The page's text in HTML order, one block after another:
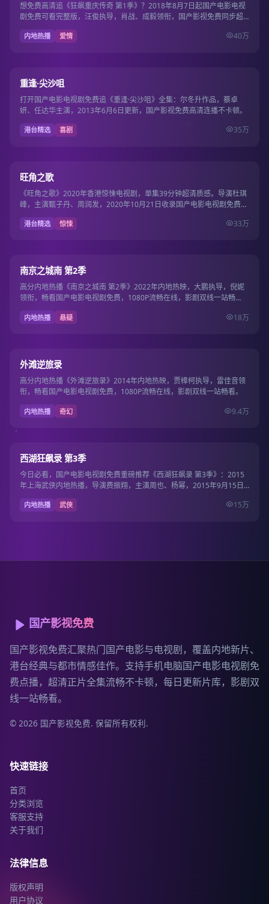
想免费高清追《狂飙重庆传奇 第1季》？2018年8月7日起国产电影电视
剧免费可看完整版，汪俊执导，肖战、成毅领衔，国产影视免费同步超
清片源。
内地热播 爱情 40万
9.5
重逢·尖沙咀
打开国产电影电视剧免费追《重逢·尖沙咀》全集：尔冬升作品，蔡卓
妍、任达华主演，2013年6月6日更新，国产影视免费高清连播不卡顿。
港台精选 喜剧 35万
9.5
旺角之歌
《旺角之歌》2020年香港惊悚电视剧，单集39分钟超清质感。导演杜琪
峰，主演甄子丹、周润发，2020年10月21日收录国产电影电视剧免费片
库。
港台精选 惊悚 33万
9.5
南京之城南 第2季
高分内地热播《南京之城南 第2季》2022年内地热映，大鹏执导，倪妮
领衔，畅看国产电影电视剧免费，1080P流畅在线，影剧双线一站畅
看。
内地热播 悬疑 18万
9.5
外滩逆旅录
高分内地热播《外滩逆旅录》2014年内地热映，贾樟柯执导，雷佳音领
衔，畅看国产电影电视剧免费，1080P流畅在线，影剧双线一站畅看。
内地热播 奇幻 9.4万
9.4
西湖狂飙录 第3季
今日必看，国产电影电视剧免费重磅推荐《西湖狂飙录 第3季》：2015
年上海武侠内地热播，导演费振翔，主演周也、杨幂，2015年9月15日
内地热播 武侠 15万
国产影视免费
国产影视免费汇聚热门国产电影与电视剧，覆盖内地新片、
港台经典与都市情感佳作。支持手机电脑国产电影电视剧免
费点播，超清正片全集流畅不卡顿，每日更新片库，影剧双
线一站畅看。
© 2026 国产影视免费. 保留所有权利.
快速链接
首页
分类浏览
客服支持
关于我们
法律信息
版权声明
用户协议